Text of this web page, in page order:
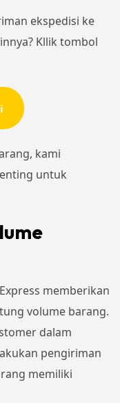
ekspedisi ke
Kllik tombol
kami
untuk
memberikan
volume barang.
dalam
pengiriman
memiliki